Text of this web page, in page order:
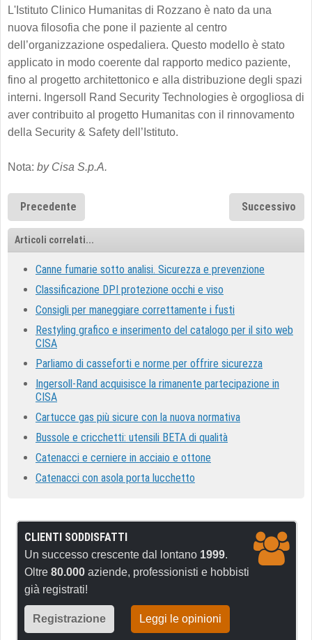
L'Istituto Clinico Humanitas di Rozzano è nato da una
nuova filosofia che pone il paziente al centro
dell’organizzazione ospedaliera. Questo modello è stato
applicato in modo coerente dal rapporto medico paziente,
fino al progetto architettonico e alla distribuzione degli spazi
interni. Ingersoll Rand Security Technologies è orgogliosa di
aver contribuito al progetto Humanitas con il rinnovamento
della Security & Safety dell’Istituto.
Nota: by Cisa S.p.A.
Precedente Successivo
Articoli correlati...
Canne fumarie sotto analisi. Sicurezza e prevenzione
Classificazione DPI protezione occhi e viso
Consigli per maneggiare correttamente i fusti
Restyling grafico e inserimento del catalogo per il sito web
CISA
Parliamo di casseforti e norme per offrire sicurezza
Ingersoll-Rand acquisisce la rimanente partecipazione in
CISA
Cartucce gas più sicure con la nuova normativa
Bussole e cricchetti: utensili BETA di qualità
Catenacci e cerniere in acciaio e ottone
Catenacci con asola porta lucchetto
CLIENTI SODDISFATTI
Un successo crescente dal lontano 1999.
Oltre 80.000 aziende, professionisti e hobbisti
già registrati!
Registrazione Leggi le opinioni